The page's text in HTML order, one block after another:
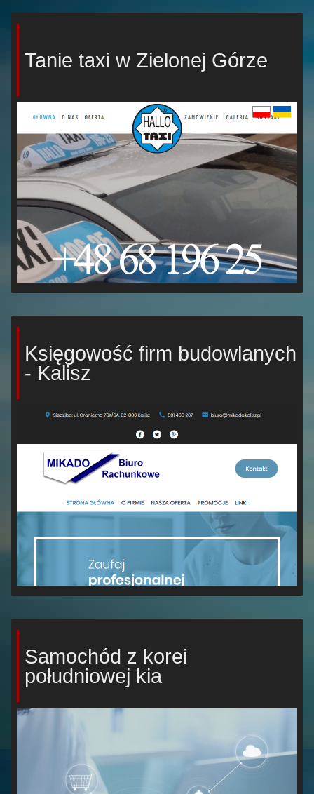
Tanie taxi w Zielonej Górze
Księgowość firm budowlanych
- Kalisz
Samochód z korei
południowej kia